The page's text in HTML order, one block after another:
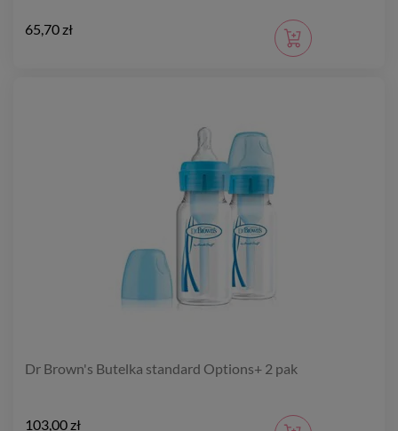
65,70 zł
Dr Brown's Butelka standard Options+ 2 pak
103,00 zł